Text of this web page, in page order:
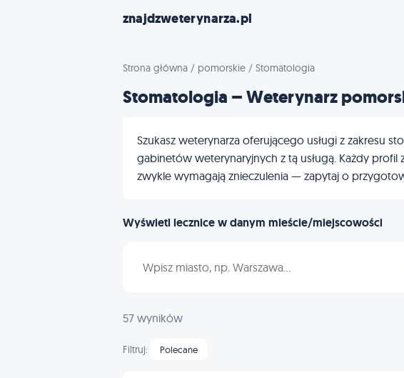
znajdzweterynarza.pl
Strona główna / pomorskie / Stomatologia
Stomatologia – Weterynarz
Szukasz weterynarza oferującego usługi z zakresu
gabinetów weterynaryjnych z tą usługą. Każdy
zwykle wymagają znieczulenia — zapytaj o
Wyświetl lecznice w danym mieście/miejscowości
57 wyników
Filtruj: Polecane